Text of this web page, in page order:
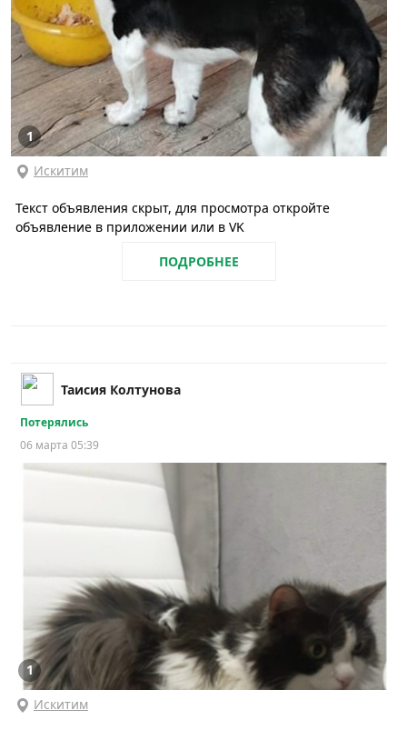
1
Искитим
Текст объявления скрыт, для просмотра откройте
объявление в приложении или в VK
ПОДРОБНЕЕ
Таисия Колтунова
Потерялись
06 марта 05:39
1
Искитим